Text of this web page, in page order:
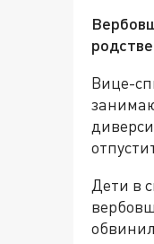
Вице-
Дети в